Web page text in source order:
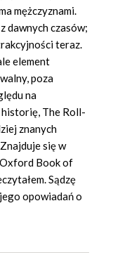
mężczyznami.
dawnych czasów;
teraz.
element
poza
na
The Roll-
znanych
się w
Book of
Sądzę
opowiadań o